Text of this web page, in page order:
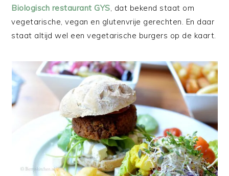
Biologisch restaurant GYS, dat bekend staat om
vegetarische, vegan en glutenvrije gerechten. En daar
staat altijd wel een vegetarische burgers op de kaart.